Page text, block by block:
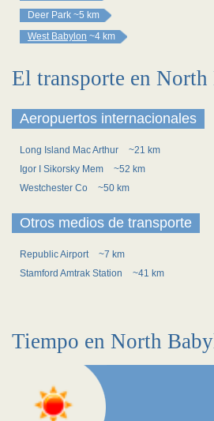
Deer Park ~5 km
West Babylon ~4 km
El transporte en
Aeropuertos internacionales
Long Island Mac Arthur
~21 km
Igor I Sikorsky Mem
~52 km
Westchester Co
~50 km
Otros medios de transporte
Republic Airport
~7 km
Stamford Amtrak Station
~41 km
Tiempo en North